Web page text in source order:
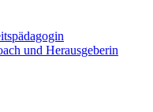
und Herausgeberin